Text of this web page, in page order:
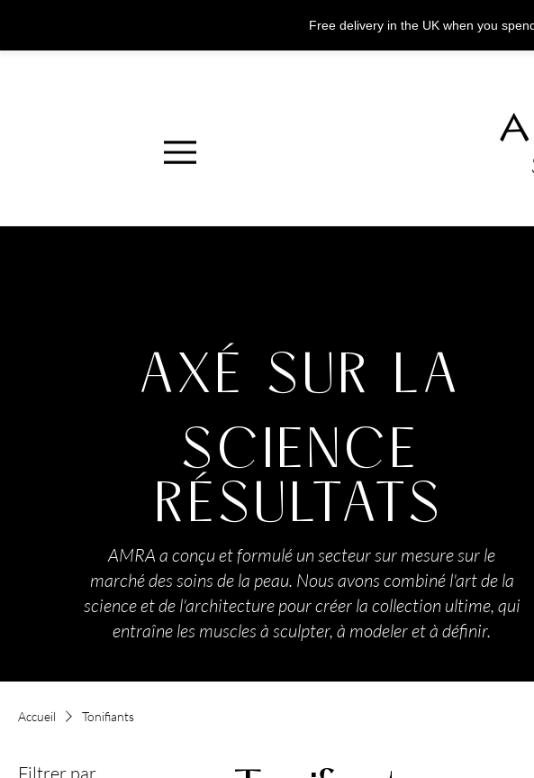
Free delivery in the UK when you
AXÉ SUR LA
SCIENCE
RÉSULTATS
AMRA a conçu et formulé un secteur sur mesure sur le
marché des soins de la peau. Nous avons combiné l'art de la
science et de l'architecture pour créer la collection ultime, qui
entraîne les muscles à sculpter, à modeler et à définir.
Accueil Tonifiants
Filtrer par